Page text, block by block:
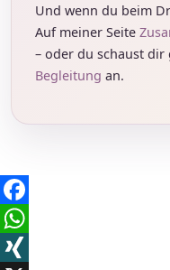
Und wenn du beim
Auf meiner Seite
– oder du schaust
Begleitung an.
Facebook
WhatsApp